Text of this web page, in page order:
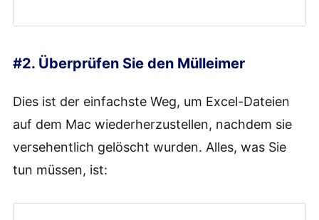
#2. Überprüfen Sie den Mülleimer
Dies ist der einfachste Weg, um Excel-Dateien
auf dem Mac wiederherzustellen, nachdem sie
versehentlich gelöscht wurden. Alles, was Sie
tun müssen, ist: